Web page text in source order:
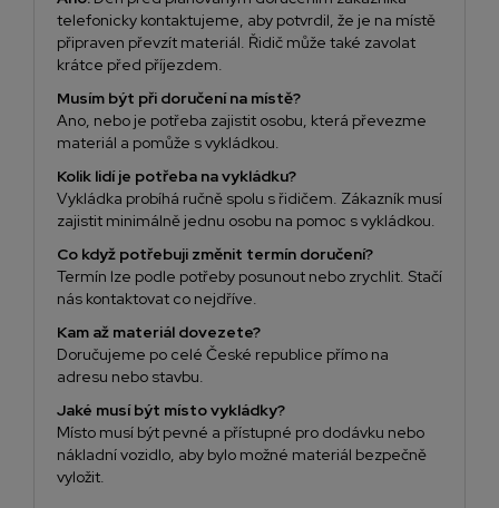
telefonicky kontaktujeme, aby potvrdil, že je na místě
připraven převzít materiál. Řidič může také zavolat
krátce před příjezdem.
Musím být při doručení na místě?
Ano, nebo je potřeba zajistit osobu, která převezme
materiál a pomůže s vykládkou.
Kolik lidí je potřeba na vykládku?
Vykládka probíhá ručně spolu s řidičem. Zákazník musí
zajistit minimálně jednu osobu na pomoc s vykládkou.
Co když potřebuji změnit termín doručení?
Termín lze podle potřeby posunout nebo zrychlit. Stačí
nás kontaktovat co nejdříve.
Kam až materiál dovezete?
Doručujeme po celé České republice přímo na
adresu nebo stavbu.
Jaké musí být místo vykládky?
Místo musí být pevné a přístupné pro dodávku nebo
nákladní vozidlo, aby bylo možné materiál bezpečně
vyložit.